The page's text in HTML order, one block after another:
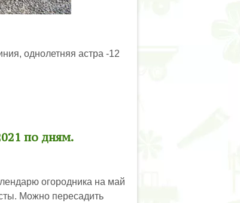
однолетняя астра -12
по дням.
огородника на май
Можно пересадить